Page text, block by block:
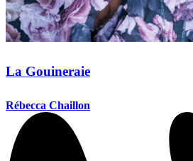
La Gouineraie
Rébecca Chaillon